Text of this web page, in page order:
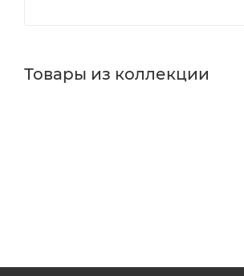
Товары из коллекции